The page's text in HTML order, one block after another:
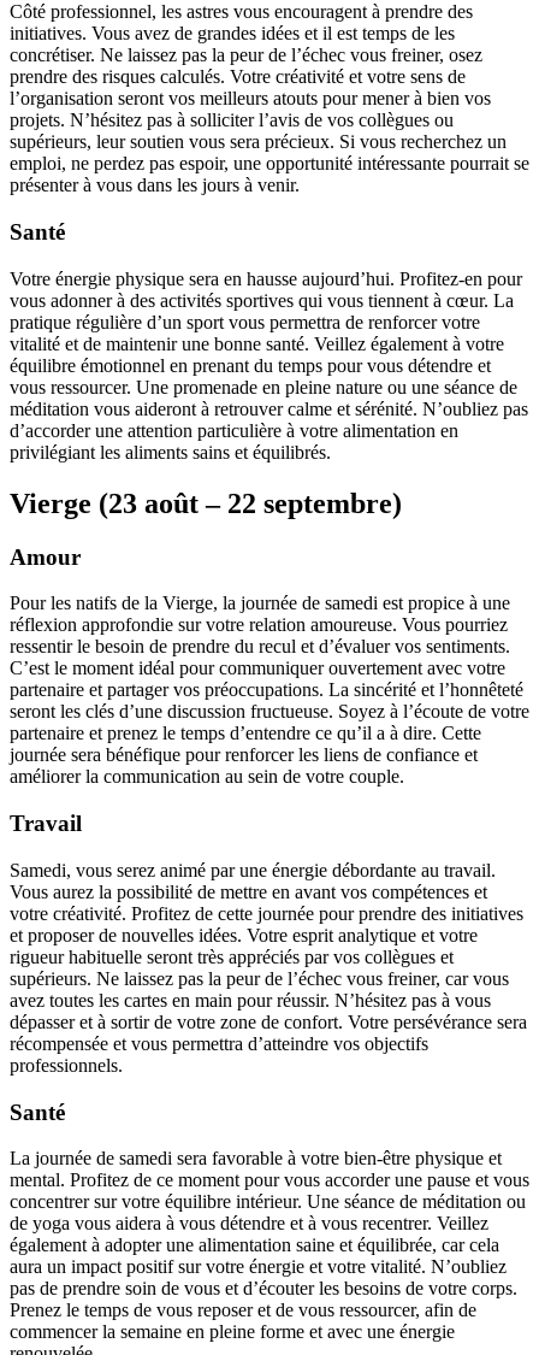
Côté professionnel, les astres vous encouragent à prendre des
initiatives. Vous avez de grandes idées et il est temps de les
concrétiser. Ne laissez pas la peur de l’échec vous freiner, osez
prendre des risques calculés. Votre créativité et votre sens de
l’organisation seront vos meilleurs atouts pour mener à bien vos
projets. N’hésitez pas à solliciter l’avis de vos collègues ou
supérieurs, leur soutien vous sera précieux. Si vous recherchez un
emploi, ne perdez pas espoir, une opportunité intéressante pourrait se
présenter à vous dans les jours à venir.
Santé
Votre énergie physique sera en hausse aujourd’hui. Profitez-en pour
vous adonner à des activités sportives qui vous tiennent à cœur. La
pratique régulière d’un sport vous permettra de renforcer votre
vitalité et de maintenir une bonne santé. Veillez également à votre
équilibre émotionnel en prenant du temps pour vous détendre et
vous ressourcer. Une promenade en pleine nature ou une séance de
méditation vous aideront à retrouver calme et sérénité. N’oubliez pas
d’accorder une attention particulière à votre alimentation en
privilégiant les aliments sains et équilibrés.
Vierge (23 août – 22 septembre)
Amour
Pour les natifs de la Vierge, la journée de samedi est propice à une
réflexion approfondie sur votre relation amoureuse. Vous pourriez
ressentir le besoin de prendre du recul et d’évaluer vos sentiments.
C’est le moment idéal pour communiquer ouvertement avec votre
partenaire et partager vos préoccupations. La sincérité et l’honnêteté
seront les clés d’une discussion fructueuse. Soyez à l’écoute de votre
partenaire et prenez le temps d’entendre ce qu’il a à dire. Cette
journée sera bénéfique pour renforcer les liens de confiance et
améliorer la communication au sein de votre couple.
Travail
Samedi, vous serez animé par une énergie débordante au travail.
Vous aurez la possibilité de mettre en avant vos compétences et
votre créativité. Profitez de cette journée pour prendre des initiatives
et proposer de nouvelles idées. Votre esprit analytique et votre
rigueur habituelle seront très appréciés par vos collègues et
supérieurs. Ne laissez pas la peur de l’échec vous freiner, car vous
avez toutes les cartes en main pour réussir. N’hésitez pas à vous
dépasser et à sortir de votre zone de confort. Votre persévérance sera
récompensée et vous permettra d’atteindre vos objectifs
professionnels.
Santé
La journée de samedi sera favorable à votre bien-être physique et
mental. Profitez de ce moment pour vous accorder une pause et vous
concentrer sur votre équilibre intérieur. Une séance de méditation ou
de yoga vous aidera à vous détendre et à vous recentrer. Veillez
également à adopter une alimentation saine et équilibrée, car cela
aura un impact positif sur votre énergie et votre vitalité. N’oubliez
pas de prendre soin de vous et d’écouter les besoins de votre corps.
Prenez le temps de vous reposer et de vous ressourcer, afin de
commencer la semaine en pleine forme et avec une énergie